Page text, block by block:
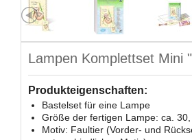
Lampen Komplettset Mini
Produkteigenschaften:
Bastelset für eine Lampe
Größe der fertigen Lampe: ca.
Motiv: Faultier (Vorder- und